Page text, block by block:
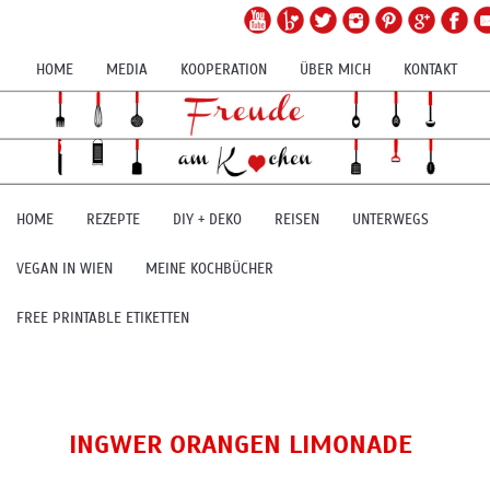
HOME MEDIA KOOPERATION ÜBER MICH KONTAKT
HOME REZEPTE DIY + DEKO REISEN UNTERWEGS
VEGAN IN WIEN MEINE KOCHBÜCHER
FREE PRINTABLE ETIKETTEN
INGWER ORANGEN LIMONADE